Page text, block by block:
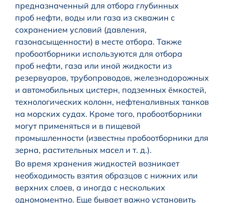
предназначенный для отбора глубинных
проб нефти, воды или газа из скважин с
сохранением условий (давления,
газонасыщенности) в месте отбора. Также
пробоотборники используются для отбора
проб нефти, газа или иной жидкости из
резервуаров, трубопроводов, железнодорожных
и автомобильных цистерн, подземных ёмкостей,
технологических колонн, нефтеналивных танков
на морских судах. Кроме того, пробоотборники
могут применяться и в пищевой
промышленности (известны пробоотборники для
зерна, растительных масел и т. д.).
Во время хранения жидкостей возникает
необходимость взятия образцов с нижних или
верхних слоев, а иногда с нескольких
одномоментно. Еще бывает важно установить